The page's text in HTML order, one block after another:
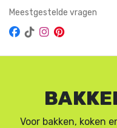
Meestgestelde vragen
Voor bakken, koken